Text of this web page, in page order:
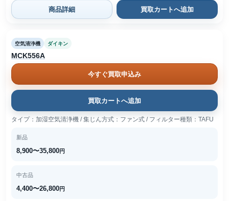
商品詳細 買取カートへ追加
空気清浄機 ダイキン
MCK556A
今すぐ買取申込み
買取カートへ追加
タイプ：加湿空気清浄機 / 集じん方式：ファン式 / フィルター種類：TAFU
新品
8,900〜35,800円
中古品
4,400〜26,800円